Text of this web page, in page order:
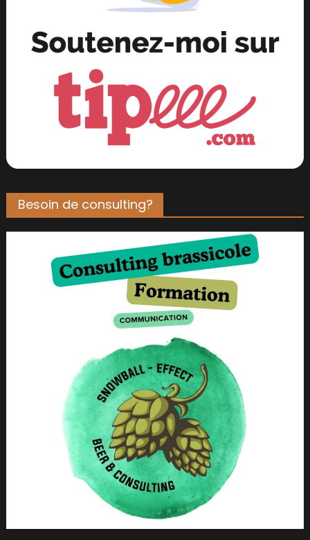
Besoin de consulting?